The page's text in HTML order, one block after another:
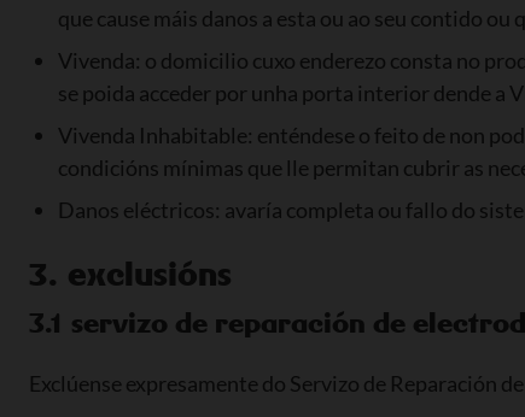
que cause máis danos a esta ou ao seu contido
Vivenda: o domicilio cuxo enderezo consta no
se poida acceder por unha porta interior dende a
Vivenda Inhabitable: enténdese o feito de non
condicións mínimas que lle permitan cubrir as
Danos eléctricos: avaría completa ou fallo do
3. exclusións
3.1 servizo de reparación de
Exclúense expresamente do Servizo de Reparación